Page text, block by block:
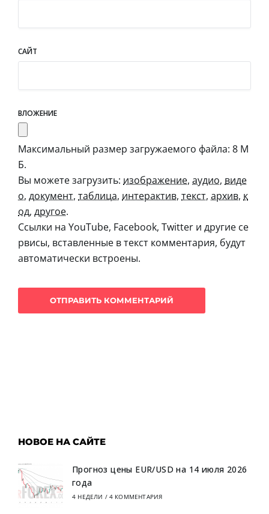
САЙТ
ВЛОЖЕНИЕ
Максимальный размер загружаемого файла: 8 М
Б.
Вы можете загрузить: изображение, аудио, виде
о, документ, таблица, интерактив, текст, архив, к
од, другое.
Ссылки на YouTube, Facebook, Twitter и другие се
рвисы, вставленные в текст комментария, будут
автоматически встроены.
НОВОЕ НА САЙТЕ
Прогноз цены EUR/USD на 14 июля 2026
года
4 НЕДЕЛИ / 4 КОММЕНТАРИЯ